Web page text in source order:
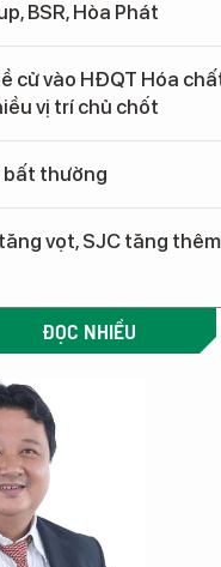
BSR, Hòa Phát
cử vào HĐQT Hóa
vị trí chủ chốt
bất thường
vọt, SJC tăng
ĐỌC NHIỀU